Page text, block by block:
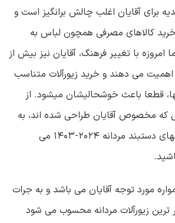
برای آقایان اغلب چالش برانگیز است و
خرید کالاهای مصرفی همچون لباس به
با تغییر فرهنگ، آقایان نیز بیش از
می دهند و خرید زیورآلات متناسب
قطعا باعث خوشحالیشان میشود. از
که مخصوص آقایان طراحی شده اند، به
بررسی جدیدترین مدلهای دستبند مردانه ۲۰۲۴-۱۴۰۳ می
مورد توجه آقایان می باشد و به جرات
ترین زیورآلات مردانه محسوب می شود